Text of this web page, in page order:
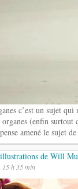
c’est un sujet
(enfin
amené le sujet
illustrations de Will
15 h 35 min